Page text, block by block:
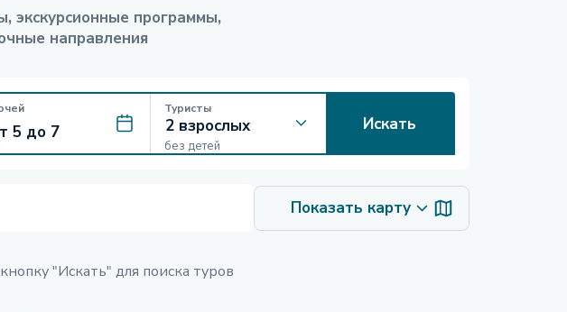
экскурсионные программы,
направления
Туристы
без детей
Искать
Показать карту
"Искать" для поиска туров